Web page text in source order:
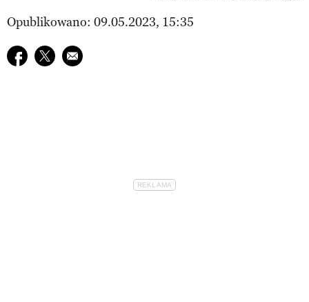
Opublikowano: 09.05.2023, 15:35
Udostępnij na facebook
Udostępnij na twitter
E-mail do przyjaciela